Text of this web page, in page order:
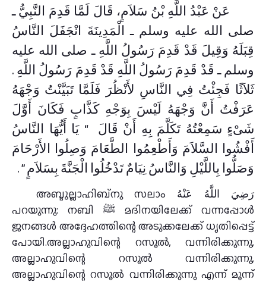
عَنْ عَبْدُ اللَّهِ بْنُ سَلاَمٍ، قَالَ لَمَّا قَدِمَ النَّبِيُّ ـ
صلى الله عليه وسلم ـ الْمَدِينَةَ انْجَفَلَ النَّاسُ
قِبَلَهُ وَقِيلَ قَدْ قَدِمَ رَسُولُ اللَّهِ ـ صلى الله عليه
وسلم ـ قَدْ قَدِمَ رَسُولُ اللَّهِ قَدْ قَدِمَ رَسُولُ اللَّهِ ‏.‏
ثَلاَثًا فَجِئْتُ فِي النَّاسِ لأَنْظُرَ فَلَمَّا تَبَيَّنْتُ وَجْهَهُ
عَرَفْتُ أَنَّ وَجْهَهُ لَيْسَ بِوَجْهِ كَذَّابٍ فَكَانَ أَوَّلَ
شَىْءٍ سَمِعْتُهُ تَكَلَّمَ بِهِ أَنْ قَالَ ‏ “‏ يَا أَيُّهَا النَّاسُ
أَفْشُوا السَّلاَمَ وَأَطْعِمُوا الطَّعَامَ وَصِلُوا الأَرْحَامَ
وَصَلُّوا بِاللَّيْلِ وَالنَّاسُ نِيَامٌ تَدْخُلُوا الْجَنَّةَ بِسَلاَمٍ ‏”‏ ‏.‏
അബ്ദുല്ലാഹിബ്നു സലാം رَضِيَ اللَّهُ عَنْهُ
പറയുന്നു: നബി ﷺ മദിനയിലേക്ക് വന്നപ്പോള്‍
ജനങ്ങള്‍ അദ്ദേഹത്തിന്റെ അടുക്കലേക്ക് ധൃതിപ്പെട്ട്
പോയി.അല്ലാഹുവിന്റെ റസൂൽ, വന്നിരിക്കുന്നു,
അല്ലാഹുവിന്റെ റസൂൽ വന്നിരിക്കുന്നു,
അല്ലാഹുവിന്റെ റസൂൽ വന്നിരിക്കുന്നു എന്ന് മൂന്ന്